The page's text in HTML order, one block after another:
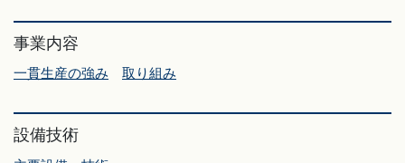
事業内容
一貫生産の強み 取り組み
設備技術